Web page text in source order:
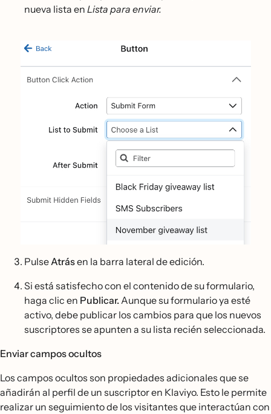
nueva lista en Lista para enviar.
Pulse Atrásen la barra lateral de edición.
Si está satisfecho con el contenido de su formulario,
haga clic en Publicar. Aunque su formulario ya esté
activo, debe publicar los cambios para que los nuevos
suscriptores se apunten a su lista recién seleccionada.
Enviar campos ocultos
Los campos ocultos son propiedades adicionales que se
añadirán al perfil de un suscriptor en Klaviyo. Esto le permite
realizar un seguimiento de los visitantes que interactúan con